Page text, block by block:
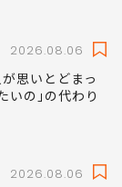
2026.08.06
思いとどまっ
いの｣の代わり
2026.08.06